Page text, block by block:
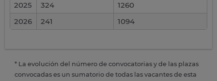
2025
324
1260
2026
241 1094
* La evolución del número de convocatorias y de las plazas
convocadas es un sumatorio de todas las vacantes de esta